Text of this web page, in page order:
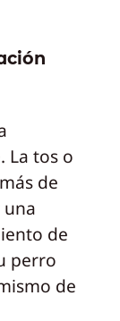
La tos o
de
de
perro
de